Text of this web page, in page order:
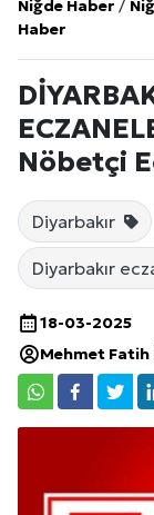
Niğde Haber /
Haber
Nöbetçi
Diyarbakır
Diyarbakır
18-03-2025
Mehmet Fatih